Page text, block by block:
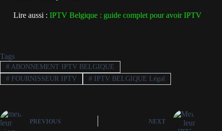
Lire aussi : IPTV Belgique : guide complet pour avoir IPTV
Tags
#ABONNEMENT IPTV BELGIQUE
#FOURNISSEUR IPTV #IPTV BELGIQUE Légal
PREVIOUS NEXT